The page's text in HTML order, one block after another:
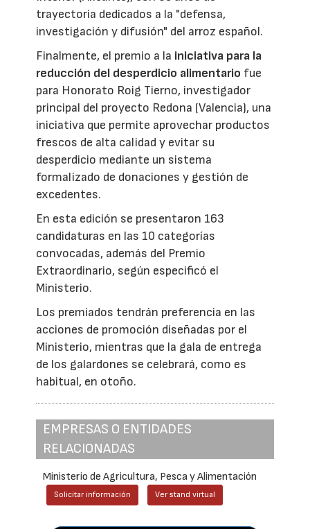
trayectoria dedicados a la "defensa,
investigación y difusión" del arroz español.
Finalmente, el premio a la iniciativa para la
reducción del desperdicio alimentario fue
para Honorato Roig Tierno, investigador
principal del proyecto Redona (Valencia), una
iniciativa que permite aprovechar productos
frescos de alta calidad y evitar su
desperdicio mediante un sistema
formalizado de donaciones y gestión de
excedentes.
En esta edición se presentaron 163
candidaturas en las 10 categorías
convocadas, además del Premio
Extraordinario, según especificó el
Ministerio.
Los premiados tendrán preferencia en las
acciones de promoción diseñadas por el
Ministerio, mientras que la gala de entrega
de los galardones se celebrará, como es
habitual, en otoño.
EMPRESAS O ENTIDADES
RELACIONADAS
Ministerio de Agricultura, Pesca y Alimentación
Solicitar información Ver stand virtual